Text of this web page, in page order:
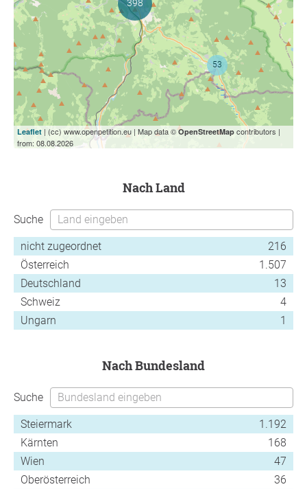
Leaflet | (cc) www.openpetition.eu | Map data ©OpenStreetMap contributors |
from: 08.08.2026
nach Land
Suche
nicht zugeordnet
216
Österreich
1.507
Deutschland
13
Schweiz
4
Ungarn
1
nach Bundesland
Suche
Steiermark
1.192
Kärnten
168
Wien
47
Oberösterreich
36